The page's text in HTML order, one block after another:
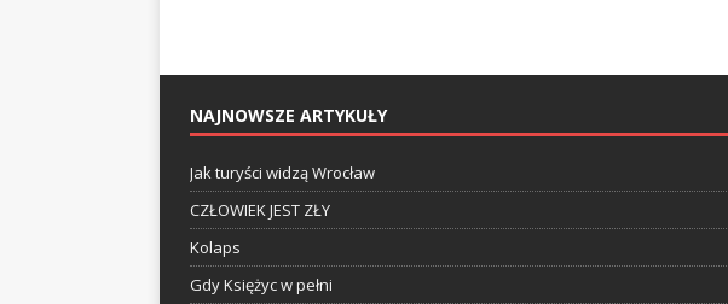
NAJNOWSZE ARTYKUŁY
Jak turyści widzą Wrocław
CZŁOWIEK JEST ZŁY
Kolaps
Gdy Księżyc w pełni